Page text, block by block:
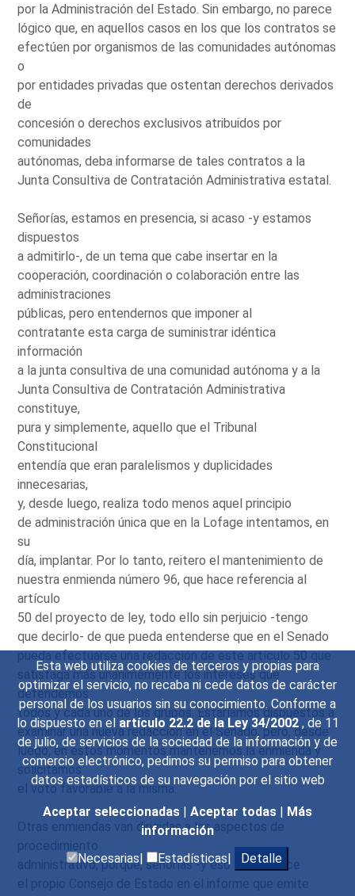
Esta web utiliza cookies de terceros y propias para
optimizar el servicio, no recaba ni cede datos de carácter
personal de los usuarios sin su conocimiento. Conforme a
lo dispuesto en el artículo 22.2 de la Ley 34/2002, de 11
de julio, de servicios de la sociedad de la información y de
comercio electrónico, pedimos su permiso para obtener
datos estadísticos de su navegación por el sitio web
Aceptar seleccionadas | Aceptar todas | Más
información
Necesarias|
Estadísticas| Detalle
por la Administración del Estado. Sin embargo, no parece
lógico que, en aquellos casos en los que los contratos se
efectúen por organismos de las comunidades autónomas
o
por entidades privadas que ostentan derechos derivados
de
concesión o derechos exclusivos atribuidos por
comunidades
autónomas, deba informarse de tales contratos a la
Junta Consultiva de Contratación Administrativa estatal.
Señorías, estamos en presencia, si acaso -y estamos
dispuestos
a admitirlo-, de un tema que cabe insertar en la
cooperación, coordinación o colaboración entre las
administraciones
públicas, pero entendernos que imponer al
contratante esta carga de suministrar idéntica
información
a la junta consultiva de una comunidad autónoma y a la
Junta Consultiva de Contratación Administrativa
constituye,
pura y simplemente, aquello que el Tribunal
Constitucional
entendía que eran paralelismos y duplicidades
innecesarias,
y, desde luego, realiza todo menos aquel principio
de administración única que en la Lofage intentamos, en
su
día, implantar. Por lo tanto, reitero el mantenimiento de
nuestra enmienda número 96, que hace referencia al
artículo
50 del proyecto de ley, todo ello sin perjuicio -tengo
que decirlo- de que pueda entenderse que en el Senado
pueda efectuarse una redacción de este artículo 50 que
satisfaga más unánimemente los intereses que
defendemos
todos y cada uno de los grupos. Estaríamos dispuestos a
examinar una nueva redacción en el Senado, pero, desde
luego, en estos momentos mantenemos la enmienda y
solicitamos
el voto favorable a la misma.
Otras enmiendas van dirigidas a los aspectos de
procedimiento
administrativo, porque, señorías -y eso lo reconoce
el propio Consejo de Estado en el informe que emite